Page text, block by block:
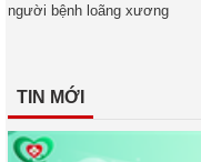
người bệnh loãng xương
TIN MỚI